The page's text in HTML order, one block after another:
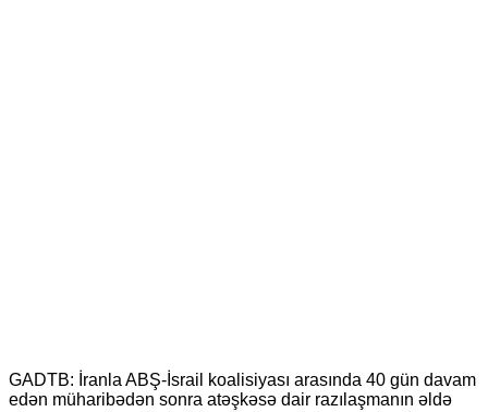
GADTB: İranla ABŞ-İsrail koalisiyası arasında 40 gün davam
edən müharibədən sonra atəşkəsə dair razılaşmanın əldə